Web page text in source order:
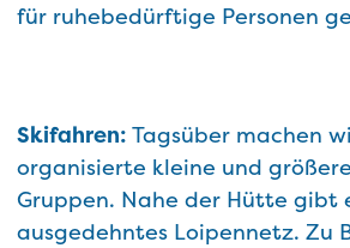
für ruhebedürftige Personen
Skifahren: Tagsüber machen
organisierte kleine und
Gruppen. Nahe der Hütte gibt
ausgedehntes Loipennetz. Zu